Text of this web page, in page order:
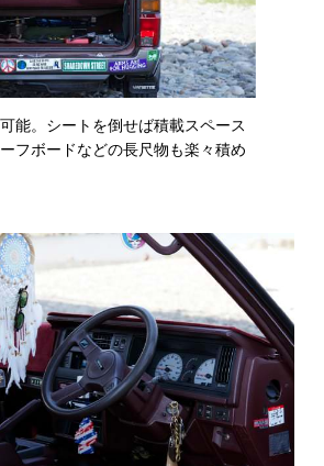
能。シートを倒せば積載スペース
フボードなどの長尺物も楽々積め